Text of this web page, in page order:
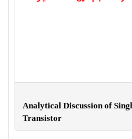
Analytical Discussion of
Transistor